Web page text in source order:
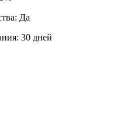
Да
30 дней